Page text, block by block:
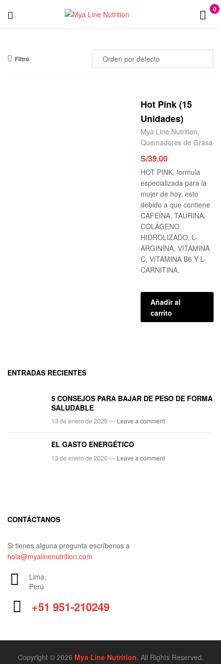
0
Menu
Filtro
Hot Pink (15
Unidades)
Mya Line Nutrition,
Quemadores de Grasa
S/39.00
HOT PINK, formula
especializada para la
mujer de hoy, esto
debido a que contiene
CAFEÍNA, TAURINA,
COLÁGENO
HIDROLIZADO, L-
ARGININA, VITAMINA
C, VITAMINA B6 Y L-
CARNITINA.
Añadir al
carrito
ENTRADAS RECIENTES
5 CONSEJOS PARA BAJAR DE PESO DE FORMA
SALUDABLE
13 de enero de 2020 — Leave a comment
EL GASTO ENERGÉTICO
13 de enero de 2020 — Leave a comment
CONTÁCTANOS
Si tienes alguna pregunta escríbenos a
hola@myalinenutrition.com
Lima,
Perú
+51 951-210249
Copyright © 2026 Mya Line Nutrition. All Rights Reserved.